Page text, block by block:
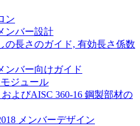
ン
ンバー設計
の長さのガイド, 有効長さ係数
ンバー向けガイド
ジュール
およびAISC 360-16 鋼製部材の
メンバーデザイン